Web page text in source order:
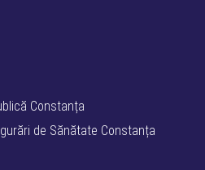
Constanța
de Sănătate Constanța